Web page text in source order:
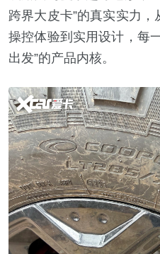
跨界大皮卡”的真实实力
操控体验到实用设计，每
出发”的产品内核。